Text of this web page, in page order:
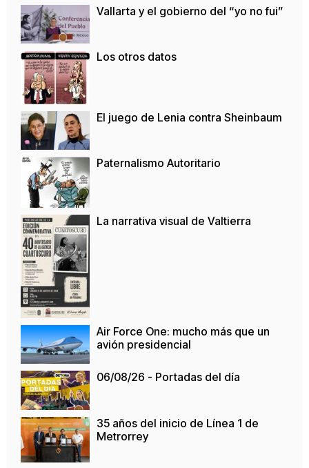
Vallarta y el gobierno del “yo no fui”
Los otros datos
El juego de Lenia contra Sheinbaum
Paternalismo Autoritario
La narrativa visual de Valtierra
Air Force One: mucho más que un
avión presidencial
06/08/26 - Portadas del día
35 años del inicio de Línea 1 de
Metrorrey